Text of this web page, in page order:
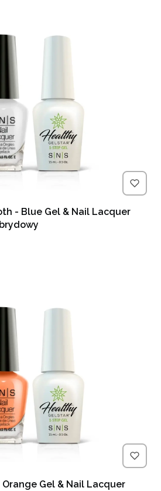
- Blue Gel & Nail Lacquer
Orange Gel & Nail Lacquer